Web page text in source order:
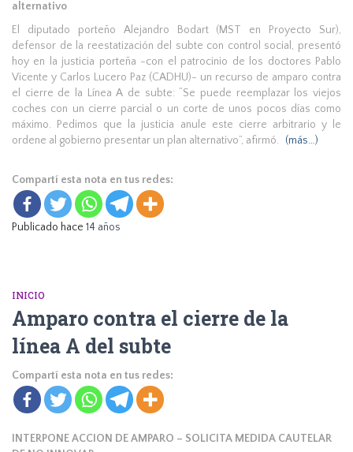
alternativo
El diputado porteño Alejandro Bodart (MST en Proyecto Sur),
defensor de la reestatización del subte con control social, presentó
hoy en la justicia porteña -con el patrocinio de los doctores Pablo
Vicente y Carlos Lucero Paz (CADHU)- un recurso de amparo contra
el cierre de la Línea A de subte: “Se puede reemplazar los viejos
coches con un cierre parcial o un corte de unos pocos días como
máximo. Pedimos que la justicia anule este cierre arbitrario y le
ordene al gobierno presentar un plan alternativo”, afirmó.
(más…)
Compartí esta nota en tus redes:
Publicado hace 14 años
INICIO
Amparo contra el cierre de la
línea A del subte
Compartí esta nota en tus redes:
INTERPONE ACCION DE AMPARO – SOLICITA MEDIDA CAUTELAR